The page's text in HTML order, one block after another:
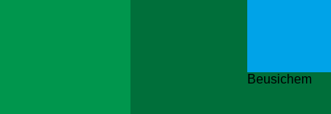
Beusichem